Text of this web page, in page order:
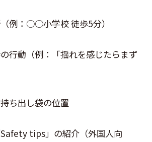
例：○○小学校 徒歩5分）
行動（例：「揺れを感じたらまず
ち出し袋の位置
Safety tips」の紹介（外国人向